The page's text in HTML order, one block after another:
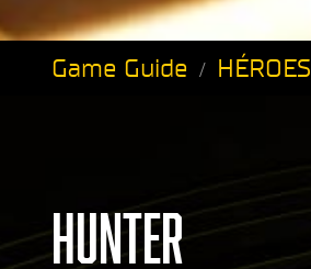
Game Guide HÉROES
HUNTER